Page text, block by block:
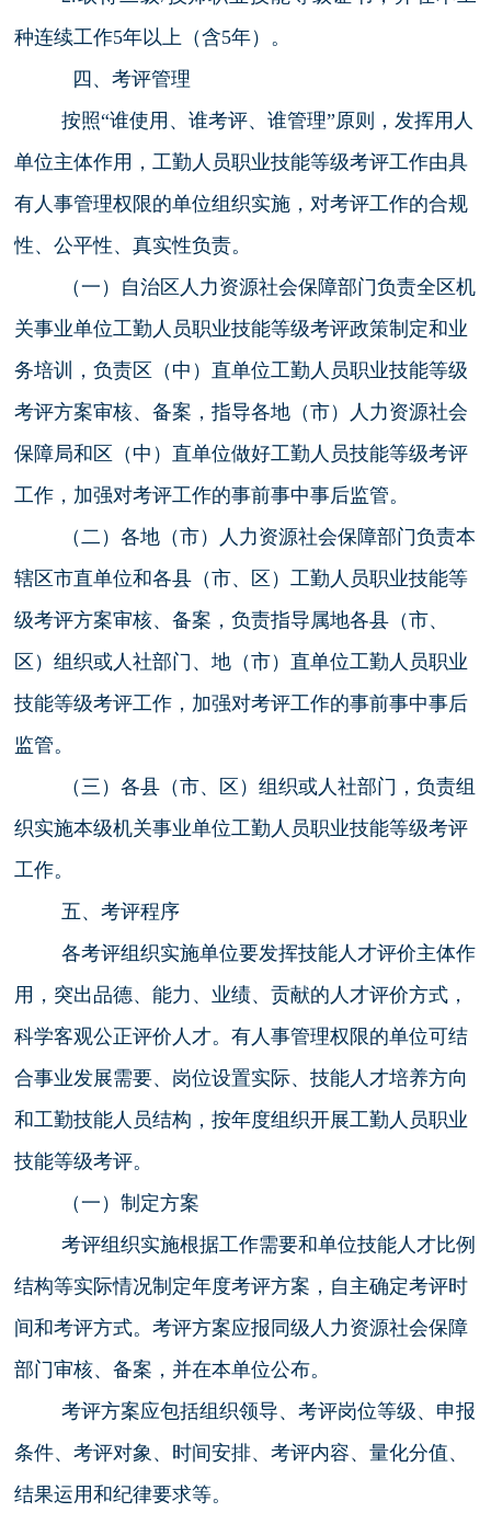
种连续工作5年以上（含5年）。
四、考评管理
按照“谁使用、谁考评、谁管理”原则，发挥用人
单位主体作用，工勤人员职业技能等级考评工作由具
有人事管理权限的单位组织实施，对考评工作的合规
性、公平性、真实性负责。
（一）自治区人力资源社会保障部门负责全区机
关事业单位工勤人员职业技能等级考评政策制定和业
务培训，负责区（中）直单位工勤人员职业技能等级
考评方案审核、备案，指导各地（市）人力资源社会
保障局和区（中）直单位做好工勤人员技能等级考评
工作，加强对考评工作的事前事中事后监管。
（二）各地（市）人力资源社会保障部门负责本
辖区市直单位和各县（市、区）工勤人员职业技能等
级考评方案审核、备案，负责指导属地各县（市、
区）组织或人社部门、地（市）直单位工勤人员职业
技能等级考评工作，加强对考评工作的事前事中事后
监管。
（三）各县（市、区）组织或人社部门，负责组
织实施本级机关事业单位工勤人员职业技能等级考评
工作。
五、考评程序
各考评组织实施单位要发挥技能人才评价主体作
用，突出品德、能力、业绩、贡献的人才评价方式，
科学客观公正评价人才。有人事管理权限的单位可结
合事业发展需要、岗位设置实际、技能人才培养方向
和工勤技能人员结构，按年度组织开展工勤人员职业
技能等级考评。
（一）制定方案
考评组织实施根据工作需要和单位技能人才比例
结构等实际情况制定年度考评方案，自主确定考评时
间和考评方式。考评方案应报同级人力资源社会保障
部门审核、备案，并在本单位公布。
考评方案应包括组织领导、考评岗位等级、申报
条件、考评对象、时间安排、考评内容、量化分值、
结果运用和纪律要求等。